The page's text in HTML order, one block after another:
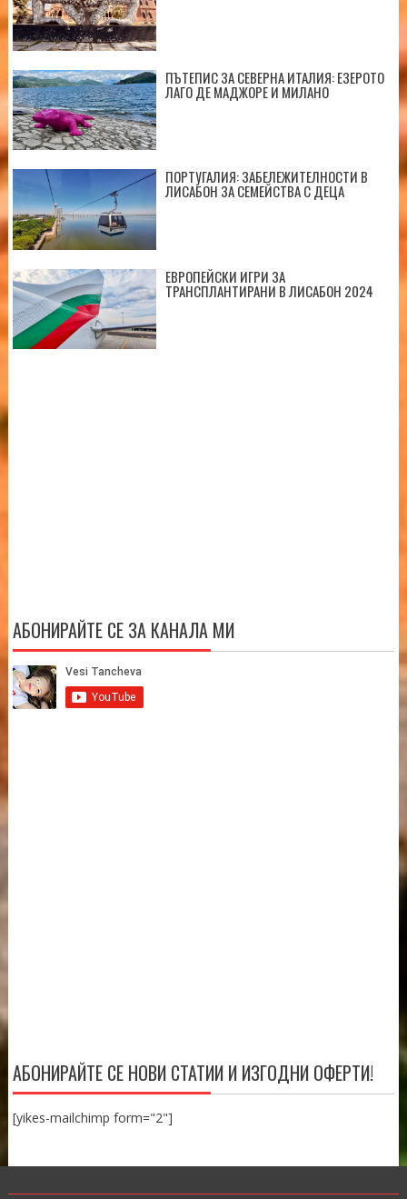
ПЪТЕПИС ЗА СЕВЕРНА ИТАЛИЯ: ЕЗЕРОТО
ЛАГО ДЕ МАДЖОРЕ И МИЛАНО
ПОРТУГАЛИЯ: ЗАБЕЛЕЖИТЕЛНОСТИ В
ЛИСАБОН ЗА СЕМЕЙСТВА С ДЕЦА
ЕВРОПЕЙСКИ ИГРИ ЗА
ТРАНСПЛАНТИРАНИ В ЛИСАБОН 2024
АБОНИРАЙТЕ СЕ ЗА КАНАЛА МИ
АБОНИРАЙТЕ СЕ НОВИ СТАТИИ И ИЗГОДНИ ОФЕРТИ!
[yikes-mailchimp form="2"]